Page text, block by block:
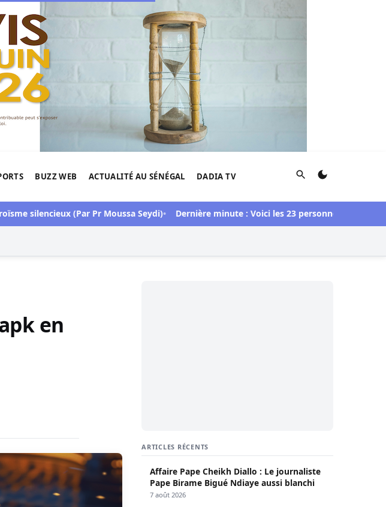
BUZZ WEB ACTUALITÉ AU SÉNÉGAL DADIA TV Rechercher
(Par Pr Moussa Seydi) Dernière minute : Voici les 23 personnes libérées dans
en
ARTICLES RÉCENTS
Affaire Pape Cheikh Diallo : Le journaliste
Pape Birame Bigué Ndiaye aussi blanchi
7 août 2026